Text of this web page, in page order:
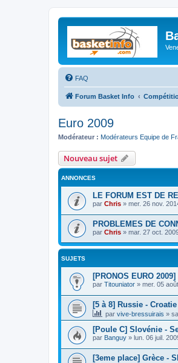
FAQ
Forum Basket Info
Euro 2009
Modérateur : Modérateurs Equipe de
Nouveau sujet
ANNONCES
LE FORUM EST DE
par Chris » mer. 26 nov.
PROBLEMES DE
par Chris » mar. 27 oct.
SUJETS
[PRONOS EURO
par Titouniator » mer. 05
[5 à 8] Russie - Croatie
par vive-bressuirais »
[Poule C] Slovénie -
par Banguy » lun. 06 juil.
[3eme place] Grèce -